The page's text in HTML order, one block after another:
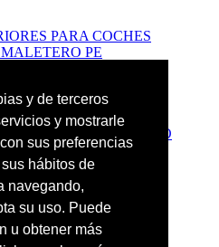
y de terceros
y mostrarle
sus preferencias
hábitos de
navegando,
su uso. Puede
u obtener más
PARA COCHES
PE
PE
DE MALETERO CAUCHO
PREMIUM
BASIC